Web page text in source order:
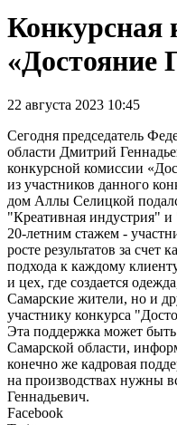
Конкурсная
«Достояние
22 августа 2023 10:45
Сегодня председатель
области Дмитрий
конкурсной комиссии
из участников данного
дом Аллы Селицкой
"Креативная индустрия"
20-летним стажем -
росте результатов за
подхода к каждому
и цех, где создается
Самарские жители, но и
участнику конкурса
Эта поддержка может
Самарской области,
конечно же кадровая
на производствах нужны
Геннадьевич.
Facebook